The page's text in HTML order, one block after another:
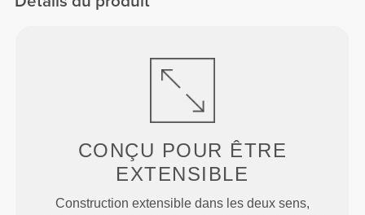
CONÇU POUR ÊTRE
EXTENSIBLE
Construction extensible dans les deux sens,